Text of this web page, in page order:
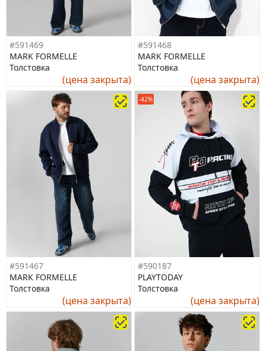
#591469
MARK FORMELLE
Толстовка
(цена закрыта)
#591468
MARK FORMELLE
Толстовка
(цена закрыта)
#591467
MARK FORMELLE
Толстовка
(цена закрыта)
-42%
#590187
PLAYTODAY
Толстовка
(цена закрыта)